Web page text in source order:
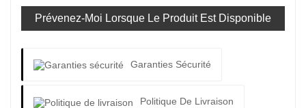
Prévenez-Moi Lorsque Le Produit Est Disponible
Garanties Sécurité
Politique De Livraison